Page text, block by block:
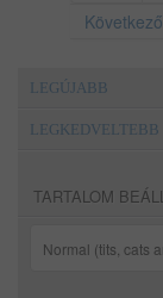
Következő
LEGÚJABB
LEGKEDVELTEBB
TARTALOM